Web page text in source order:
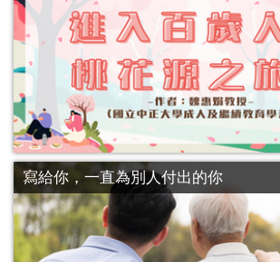
寫給你，一直為別人付出的你